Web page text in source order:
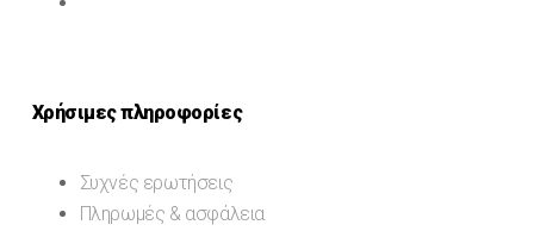
Χρήσιμες πληροφορίες
Συχνές ερωτήσεις
Πληρωμές & ασφάλεια